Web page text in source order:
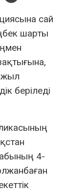
сай
шарты
жыл
беріледі
4-